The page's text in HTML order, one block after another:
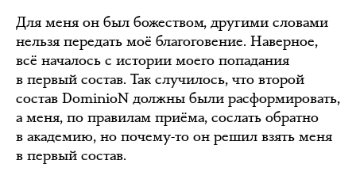
Для меня он был божеством, другими словами
нельзя передать моё благоговение. Наверное,
всё началось с истории моего попадания
в первый состав. Так случилось, что второй
состав DominioN должны были расформировать,
а меня, по правилам приёма, сослать обратно
в академию, но почему-то он решил взять меня
в первый состав.